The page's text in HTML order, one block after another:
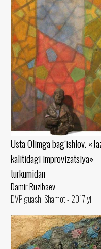
Usta Olimga bag‘ishlov.
kalitidagi improvizatsiya»
turkumidan
Damir Ruzibaev
DVP, guash. Shamot - 2017 yil